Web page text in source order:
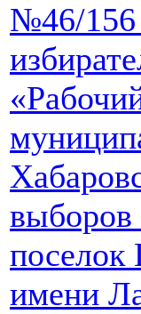
№46/156
выборов
поселок
имени